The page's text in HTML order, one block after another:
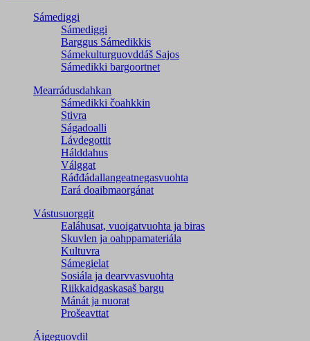
Sámediggi
Sámediggi
Barggus Sámedikkis
Sámekulturguovddáš Sajos
Sámedikki bargoortnet
Mearrádusdahkan
Sámedikki čoahkkin
Stivra
Ságadoalli
Lávdegottit
Hálddahus
Válggat
Ráđđádallangeatnegas­vuohta
Eará doaibmaorgánat
Vástusuorggit
Ealáhusat, vuoigatvuohta ja biras
Skuvlen ja oahppamateriála
Kultuvra
Sámegielat
Sosiála ja dearvvasvuohta
Riikkaidgaskasaš bargu
Mánát ja nuorat
Prošeavttat
Áigeguovdil